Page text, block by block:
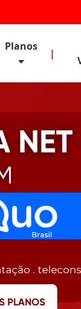
Planos
|